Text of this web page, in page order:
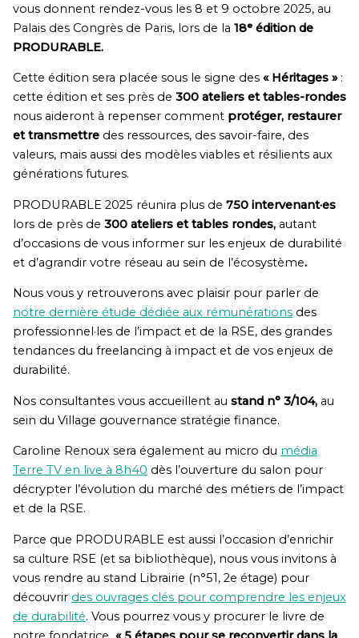
vous donnent rendez-vous les 8 et 9 octobre 2025, au
Palais des Congrès de Paris, lors de la 18ᵉédition de
PRODURABLE.
Cette édition sera placée sous le signe des « Héritages »:
cette édition et ses près de 300 ateliers et tables-rondes
nous aideront à repenser comment protéger, restaurer
et transmettre des ressources, des savoir-faire, des
valeurs, mais aussi des modèles viables et résilients aux
générations futures.
PRODURABLE 2025 réunira plus de 750 intervenant·es
lors de près de 300 ateliers et tables rondes, autant
d’occasions de vous informer sur les enjeux de durabilité
et d’agrandir votre réseau au sein de l’écosystème.
Nous vous y retrouverons avec plaisir pour parler de
notre dernière étude dédiée aux rémunérationsdes
professionnel·les de l’impact et de la RSE, des grandes
tendances du freelancing à impact et de vos enjeux de
durabilité.
Nos consultantes vous accueillent au stand n° 3/104, au
sein du Village gouvernance stratégie finance.
Caroline Renoux sera également au micro du média
Terre TV en live à 8h40 dès l’ouverture du salon pour
décrypter l’évolution du marché des métiers de l’impact
et de la RSE.
Parce que PRODURABLE est aussi l’occasion d’enrichir
sa culture RSE (et sa bibliothèque), nous vous invitons à
vous rendre au stand Librairie (n°51, 2e étage) pour
découvrir des ouvrages clés pour comprendre les enjeux
de durabilité. Vous pourrez vous y procurer le livre de